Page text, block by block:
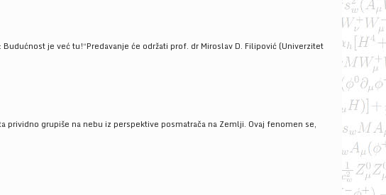
je već tu!“Predavanje će održati prof. dr Miroslav D. Filipović (Univerzitet
prividno grupiše na nebu iz perspektive posmatrača na Zemlji. Ovaj fenomen se,